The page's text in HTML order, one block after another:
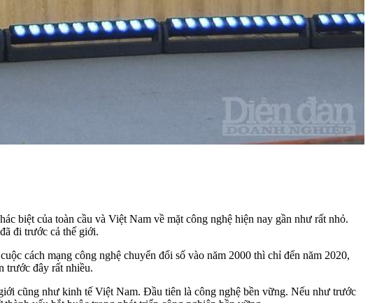
biệt của toàn cầu và Việt Nam về mặt công nghệ hiện nay gần như rất nhỏ.
đi trước cả thế giới.
cách mạng công nghệ chuyển đổi số vào năm 2000 thì chỉ đến năm 2020,
trước đây rất nhiều.
cũng như kinh tế Việt Nam. Đầu tiên là công nghệ bền vững. Nếu như trước